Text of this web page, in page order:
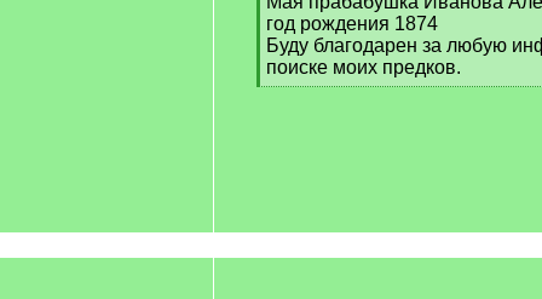
год рождения 1874
Буду благодарен за любую
поиске моих предков.
[